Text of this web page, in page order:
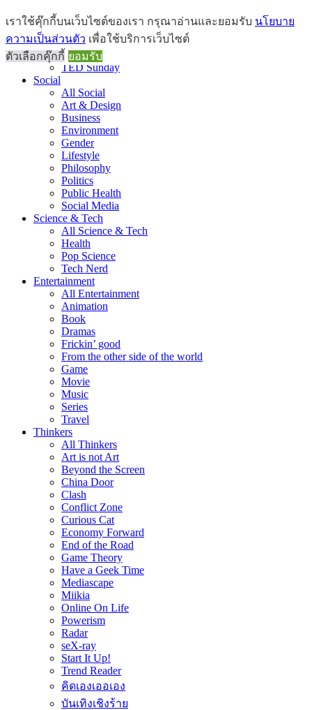
Brief
All Brief
Goods Morning
Recap
TED Sunday
Social
All Social
Art & Design
Business
Environment
Gender
Lifestyle
Philosophy
Politics
Public Health
Social Media
Science & Tech
All Science & Tech
Health
Pop Science
Tech Nerd
Entertainment
All Entertainment
Animation
Book
Dramas
Frickin’ good
From the other side of the world
Game
Movie
Music
Series
Travel
Thinkers
All Thinkers
Art is not Art
Beyond the Screen
China Door
Clash
Conflict Zone
Curious Cat
Economy Forward
End of the Road
Game Theory
Have a Geek Time
Mediascape
Miikia
Online On Life
Powerism
Radar
seX-ray
Start It Up!
Trend Reader
คิดเองเออเอง
บันเทิงเชิงร้าย
เราใช้คุ๊กกี้บนเว็บไซต์ของเรา กรุณาอ่านและยอมรับ นโยบาย
ความเป็นส่วนตัว เพื่อใช้บริการเว็บไซต์
ตัวเลือกคุ๊กกี้ ยอมรับ